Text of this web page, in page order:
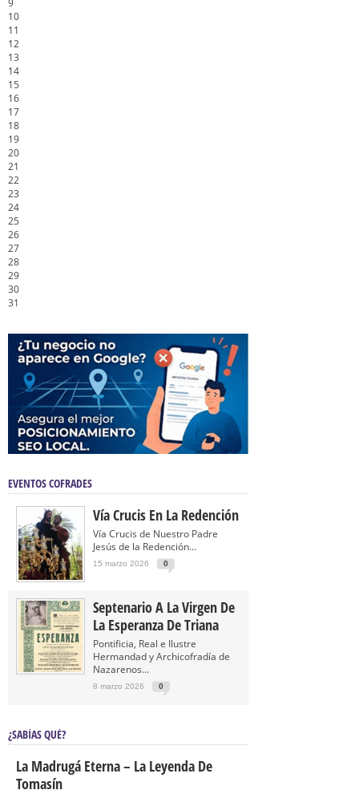
9
10
11
12
13
14
15
16
17
18
19
20
21
22
23
24
25
26
27
28
29
30
31
EVENTOS COFRADES
Vía Crucis En La Redención
Vía Crucis de Nuestro Padre
Jesús de la Redención...
15 marzo 2026 0
Septenario A La Virgen De
La Esperanza De Triana
Pontificia, Real e Ilustre
Hermandad y Archicofradía de
Nazarenos...
8 marzo 2026 0
¿SABÍAS QUÉ?
La Madrugá Eterna – La Leyenda De
Tomasín